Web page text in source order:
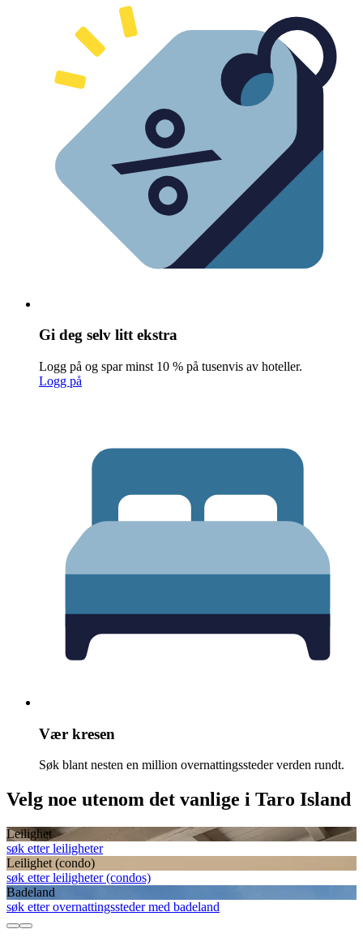
Gi deg selv litt ekstra
Logg på og spar minst 10 % på tusenvis av hoteller.
Logg på
Vær kresen
Søk blant nesten en million overnattingssteder verden rundt.
Velg noe utenom det vanlige i Taro Island
Leilighet
søk etter leiligheter
Leilighet (condo)
søk etter leiligheter (condos)
Badeland
søk etter overnattingssteder med badeland